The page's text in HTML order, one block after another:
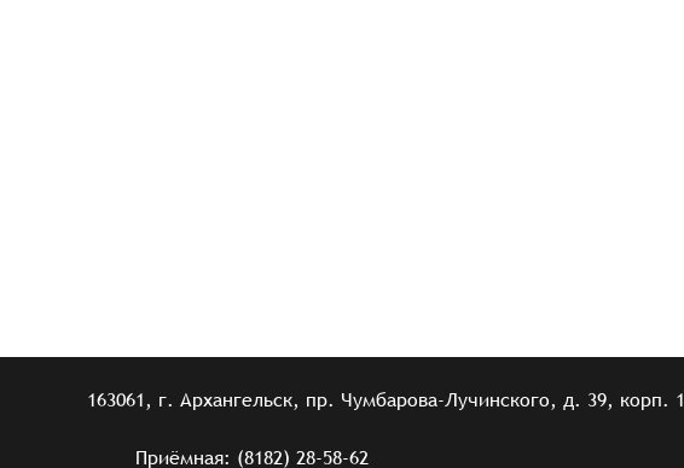
163061, г. Архангельск, пр. Чумбарова-Лучинского, д. 39, корп. 1
Приёмная: (8182) 28-58-62